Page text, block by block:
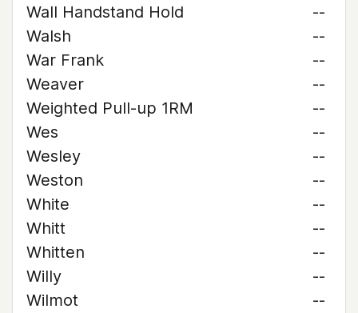
Wall Handstand Hold
--
Walsh
--
War Frank
--
Weaver
--
Weighted Pull-up 1RM
--
Wes
--
Wesley
--
Weston
--
White
--
Whitt
--
Whitten
--
Willy
--
Wilmot
--